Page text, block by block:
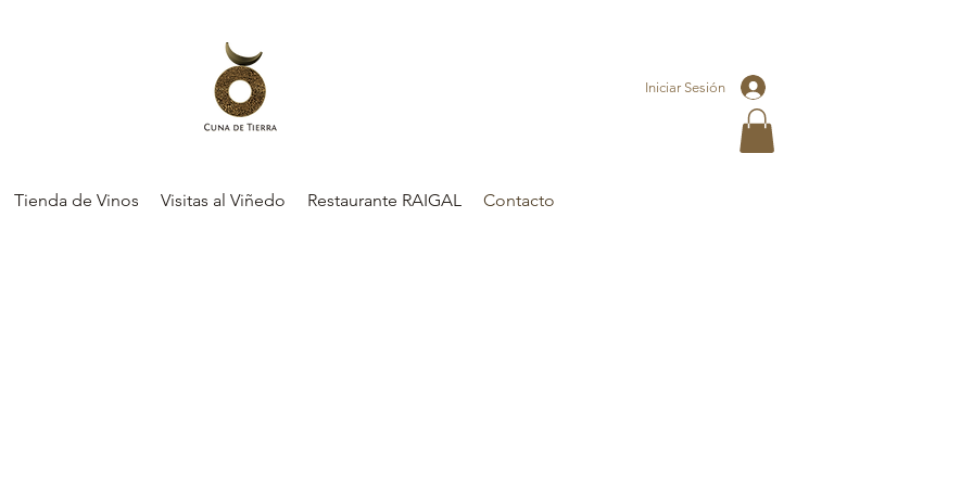
Iniciar Sesión
Tienda de Vinos Visitas al Viñedo Restaurante RAIGAL Contacto